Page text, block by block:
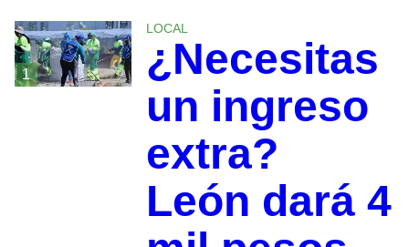
1
LOCAL
¿Necesitas
un ingreso
extra?
León dará 4